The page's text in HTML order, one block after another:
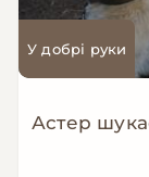
У добрі руки